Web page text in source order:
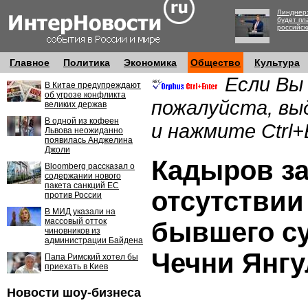
будет
Главное Политика Экономика Общество Культура
В Китае предупреждают
об угрозе конфликта
великих держав
В одной из кофеен
Львова неожиданно
появилась Анджелина
Джоли
Bloomberg рассказал о
содержании нового
пакета санкций ЕС
против России
В МИД указали на
массовый отток
чиновников из
администрации Байдена
Папа Римский хотел бы
приехать в Киев
Новости шоу-бизнеса
Если Вы
пожалуйста,
и нажмите
Кадыров
бывшего
Чечни